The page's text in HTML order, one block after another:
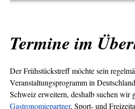
Termine im
Der Frühstückstreff möchte sein
Veranstaltungsprogramm in
Schweiz erweitern, deshalb suchen wir
Gastronomiepartner, Sport- und